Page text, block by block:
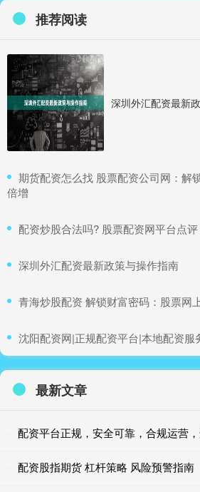
推荐阅读
深圳外汇配资最新
期货配资怎么找 股票配资公司网：解
倍增
配资炒股合法吗? 股票配资网平台点
​深圳外汇配资最新政策与操作指南
青海炒股配资 解锁财富密码：股票网
沈阳配资网|正规配资平台|本地配资服
最新文章
配资平台正规，安全可靠，合规运营
配资股指期货 杠杆策略 风险预警指南